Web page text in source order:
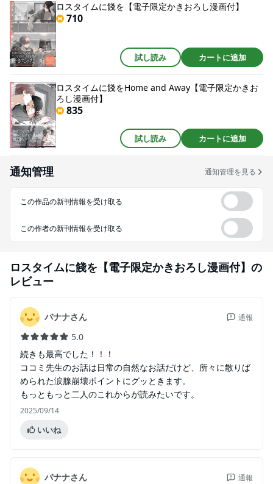
ロスタイムに餞を【電子限定かきおろし漫画付】
710
試し読み カートに追加
ロスタイムに餞をHome and Away【電子限定かきお
ろし漫画付】
835
試し読み カートに追加
通知管理 通知管理を見る
この作品の新刊情報を受け取る
この作者の新刊情報を受け取る
ロスタイムに餞を【電子限定かきおろし漫画付】 の
レビュー
バナナさん 通報
5.0
続きも最高でした！！！
ココミ先生のお話は日常の自然なお話だけど、所々に散りば
められた涙腺崩壊ポイントにグッときます。
もっともっと二人のこれからが読みたいです。
2025/09/14
いいね
バナナさん 通報